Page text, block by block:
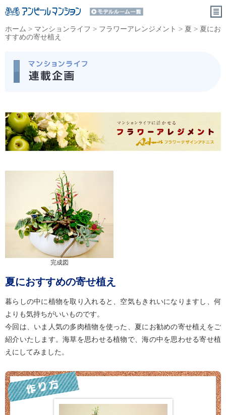
ホーム > マンションライフ > フラワーアレンジメント > 夏 > 夏にお
すすめの寄せ植え
完成図
夏におすすめの寄せ植え
暮らしの中に植物を取り入れると、空気もきれいになりますし、何
よりも気持ちがいいものです。
今回は、いま人気の多肉植物を使った、夏にお勧めの寄せ植えをご
紹介いたします。海草を思わせる植物で、海の中を思わせる寄せ植
えにしてみました。